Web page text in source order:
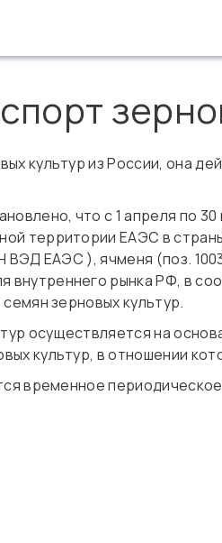
культур из России, она
что с 1 апреля по
территории ЕАЭС в
ЕАЭС ), ячменя (поз.
рынка РФ, в
зерновых культур.
осуществляется на
культур, в отношении
временное